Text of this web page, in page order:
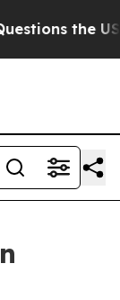
the US